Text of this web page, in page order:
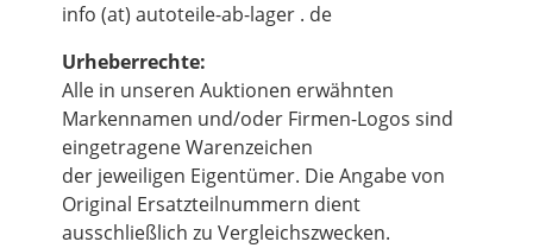
info (at) autoteile-ab-lager . de
Urheberrechte:
Alle in unseren Auktionen erwähnten
Markennamen und/oder Firmen-Logos sind
eingetragene Warenzeichen
der jeweiligen Eigentümer. Die Angabe von
Original Ersatzteilnummern dient
ausschließlich zu Vergleichszwecken.